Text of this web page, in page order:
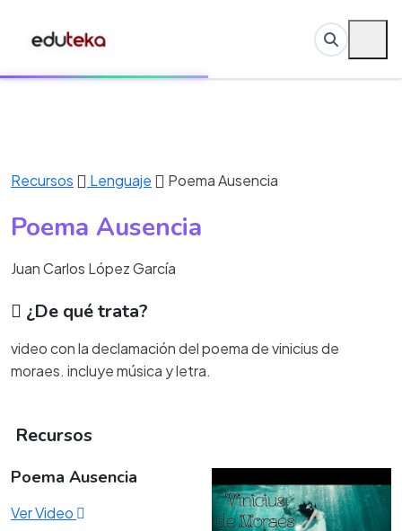
Recursos Lenguaje Poema Ausencia
Poema Ausencia
Juan Carlos López García
¿De qué trata?
video con la declamación del poema de vinicius de
moraes. incluye música y letra.
Recursos
Poema Ausencia
Ver Video